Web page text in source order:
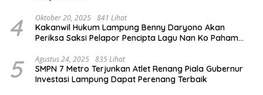
4 Oktober 20, 2025 841 Lihat
Kakanwil Hukum Lampung Benny Daryono Akan
Periksa Saksi Pelapor Pencipta Lagu Nan Ko Paham
5 Agustus 24, 2025 835 Lihat
SMPN 7 Metro Terjunkan Atlet Renang Piala Gubernur
Investasi Lampung Dapat Perenang Terbaik